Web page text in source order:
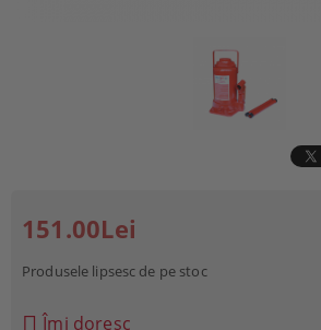
151.00Lei
Produsele lipsesc de pe stoc
Îmi doresc